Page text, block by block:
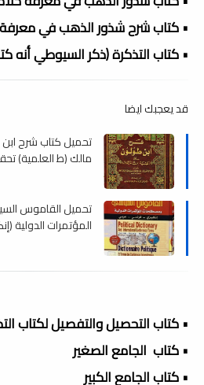
• كتاب شرح شذور الذهب في معرفة
• كتاب التذكرة (ذكر السيوطي
قد يعجبك ايضا
تحميل كتاب شرح
مالك (ط العلمية)
تحميل القاموس
المؤتمرات الدولية
• كتاب التحصيل والتفصيل لكتاب
• كتاب الجامع الصغير
• كتاب الجامع الكبير